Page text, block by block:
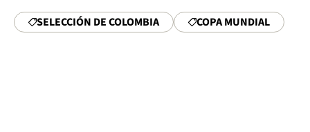
SELECCIÓN DE COLOMBIA COPA MUNDIAL